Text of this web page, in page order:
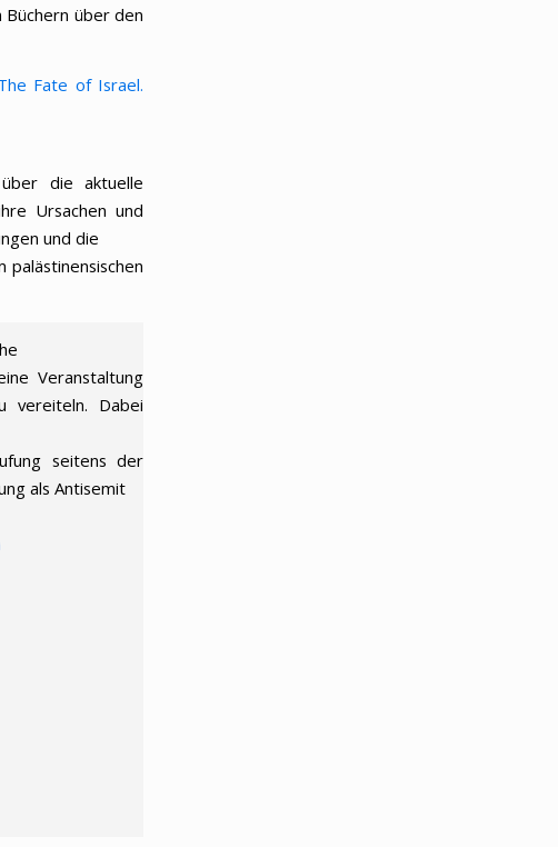
Büchern über den
Fate of Israel.
die aktuelle
Ursachen und
und die
Veranstaltung
vereiteln. Dabei
seitens der
als Antisemit